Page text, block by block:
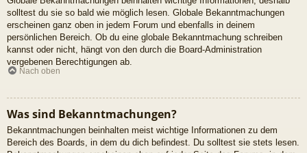
solltest du sie so bald wie möglich lesen. Globale Bekanntmachungen
erscheinen ganz oben in jedem Forum und ebenfalls in deinem
persönlichen Bereich. Ob du eine globale Bekanntmachung schreiben
kannst oder nicht, hängt von den durch die Board-Administration
vergebenen Berechtigungen ab.
Nach oben
Was sind Bekanntmachungen?
Bekanntmachungen beinhalten meist wichtige Informationen zu dem
Bereich des Boards, in dem du dich befindest. Du solltest sie stets lesen.